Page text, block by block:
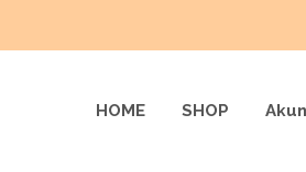
HOME SHOP